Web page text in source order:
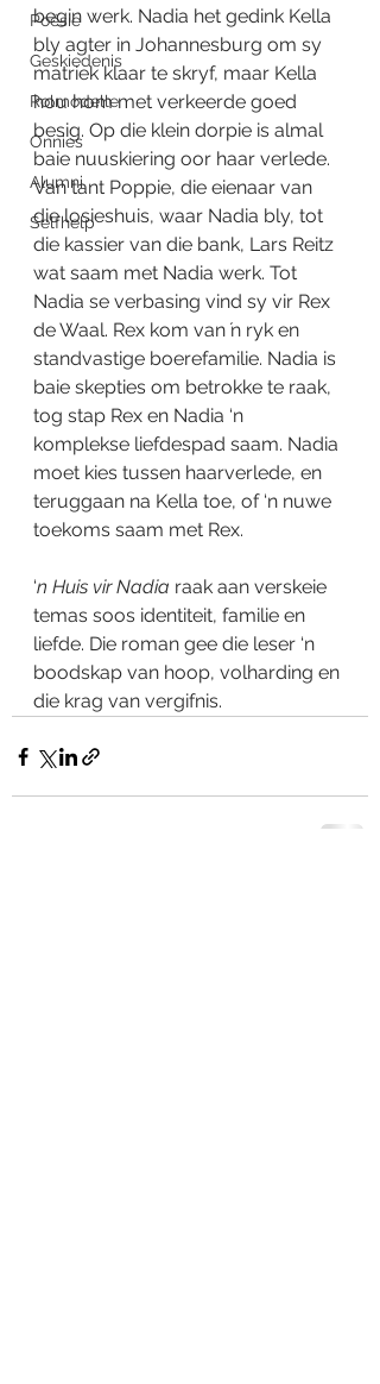
Poësie
Geskiedenis
Rolmodelle
Onnies
Alumni
Selfhelp
begin werk. Nadia het gedink Kella
bly agter in Johannesburg om sy
matriek klaar te skryf, maar Kella
hou hom met verkeerde goed
besig. Op die klein dorpie is almal
baie nuuskiering oor haar verlede.
Van tant Poppie, die eienaar van
die losieshuis, waar Nadia bly, tot
die kassier van die bank, Lars Reitz
wat saam met Nadia werk. Tot
Nadia se verbasing vind sy vir Rex
de Waal. Rex kom van ŉ ryk en
standvastige boerefamilie. Nadia is
baie skepties om betrokke te raak,
tog stap Rex en Nadia ‘n
komplekse liefdespad saam. Nadia
moet kies tussen haarverlede, en
teruggaan na Kella toe, of ‘n nuwe
toekoms saam met Rex.
‘n Huis vir Nadia raak aan verskeie
temas soos identiteit, familie en
liefde. Die roman gee die leser ‘n
boodskap van hoop, volharding en
die krag van vergifnis.